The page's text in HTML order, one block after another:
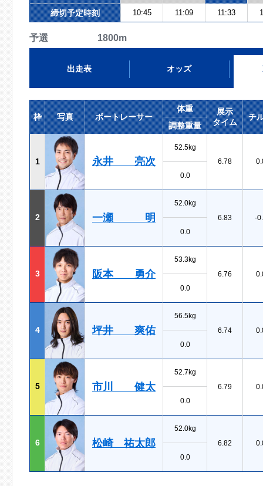
締切予定時刻 10:45 11:09 11:33
予選 1800m
出走表 オッズ
枠 写真 ボートレーサー
体重
展示
タイム
チ
調整重量
1 永井 亮次
52.5kg
6.78
0.0
2 一瀬 明
52.0kg
6.83
-
0.0
3 阪本 勇介
53.3kg
6.76
0.0
4 坪井 爽佑
56.5kg
6.74
0.0
5 市川 健太
52.7kg
6.79
0.0
6 松崎 祐太郎
52.0kg
6.82
0.0